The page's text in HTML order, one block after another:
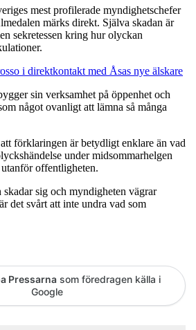
mest profilerade myndighetschefer
märks direkt. Själva skadan är
sekretessen kring hur olyckan
i direktkontakt med Åsas nye älskare
sin verksamhet på öppenhet och
något ovanligt att lämna så många
förklaringen är betydligt enklare än vad
under midsommarhelgen
offentligheten.
sig och myndigheten vägrar
det svårt att inte undra vad som
Pressarna som föredragen källa i
Google